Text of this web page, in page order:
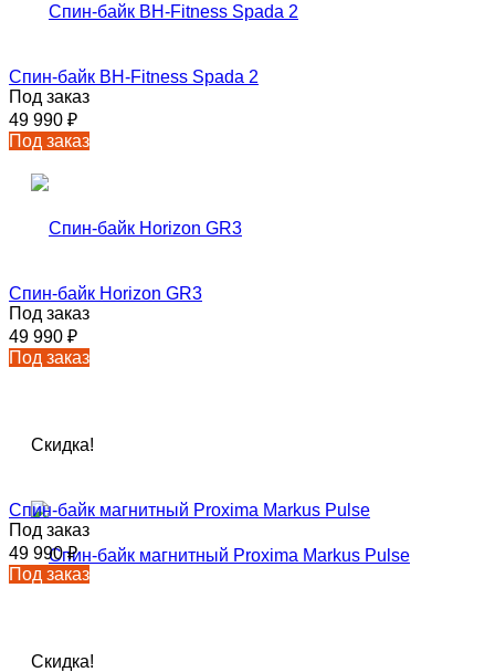
Спин-байк BH-Fitness Spada 2
Под заказ
49 990 ₽
Под заказ
Спин-байк Horizon GR3
Под заказ
49 990 ₽
Под заказ
Скидка!
Спин-байк магнитный Proxima Markus Pulse
Под заказ
49 990₽
Под заказ
Скидка!